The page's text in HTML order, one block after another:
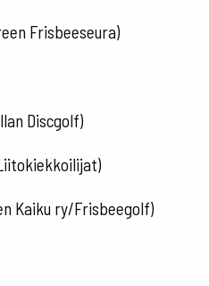
Frisbeeseura)
Discgolf)
Kaiku ry/Frisbeegolf)